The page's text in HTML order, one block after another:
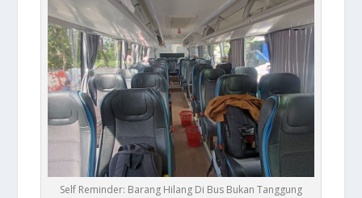
Self Reminder: Barang Hilang Di Bus Bukan Tanggung